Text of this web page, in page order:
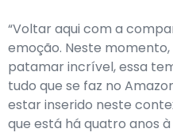
“Voltar aqui com a
emoção. Neste
patamar incrível, essa
tudo que se faz no
estar inserido neste
que está há quatro anos